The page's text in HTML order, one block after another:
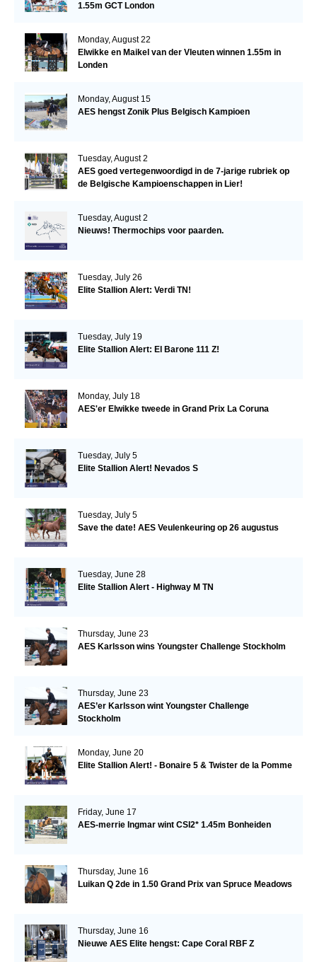
1.55m GCT London
Monday, August 22
Elwikke en Maikel van der Vleuten winnen 1.55m in
Londen
Monday, August 15
AES hengst Zonik Plus Belgisch Kampioen
Tuesday, August 2
AES goed vertegenwoordigd in de 7-jarige rubriek op
de Belgische Kampioenschappen in Lier!
Tuesday, August 2
Nieuws! Thermochips voor paarden.
Tuesday, July 26
Elite Stallion Alert: Verdi TN!
Tuesday, July 19
Elite Stallion Alert: El Barone 111 Z!
Monday, July 18
AES'er Elwikke tweede in Grand Prix La Coruna
Tuesday, July 5
Elite Stallion Alert! Nevados S
Tuesday, July 5
Save the date! AES Veulenkeuring op 26 augustus
Tuesday, June 28
Elite Stallion Alert - Highway M TN
Thursday, June 23
AES Karlsson wins Youngster Challenge Stockholm
Thursday, June 23
AES’er Karlsson wint Youngster Challenge
Stockholm
Monday, June 20
Elite Stallion Alert! - Bonaire 5 & Twister de la Pomme
Friday, June 17
AES-merrie Ingmar wint CSI2* 1.45m Bonheiden
Thursday, June 16
Luikan Q 2de in 1.50 Grand Prix van Spruce Meadows
Thursday, June 16
Nieuwe AES Elite hengst: Cape Coral RBF Z